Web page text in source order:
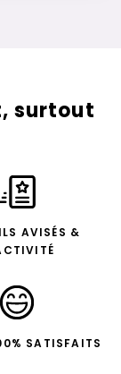
surtout
AVISÉS &
SATISFAITS